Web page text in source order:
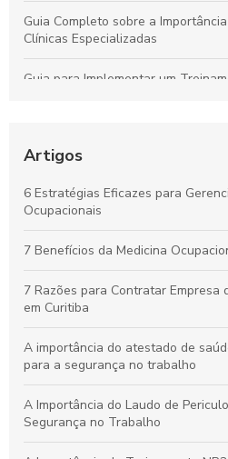
Guia Completo sobre a
Clínicas Especializadas
Guia para Implementar um
no Trabalho
Por que os Exames Ocupacionais
Saúde e Segurança no Trabalho
Curso de NR10 em Curitiba:
Segurança no Trabalho
Artigos
6 Estratégias Eficazes para
Ocupacionais
7 Benefícios da Medicina
7 Razões para Contratar Empresa
em Curitiba
A importância do atestado de
para a segurança no trabalho
A Importância do Laudo de
Segurança no Trabalho